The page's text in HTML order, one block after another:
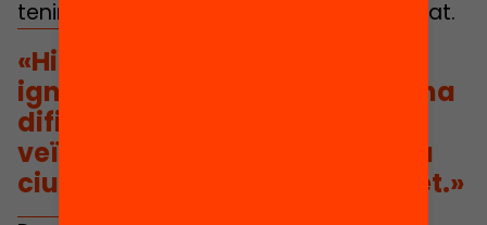
tenir aquesta visió esbiaixada de la ciutat.
«Hi ha una gran tendència a
ignorar aquests problemes i una
dificultat per considerar el
veïnat d’origen migrant com a
ciutadania saltenca de ple dret.»